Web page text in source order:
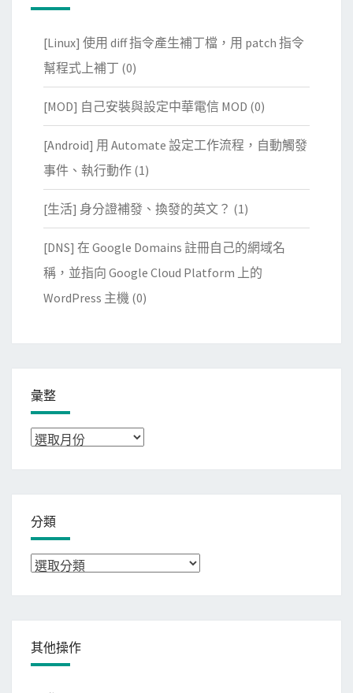
[Linux] 使用 diff 指令產生補丁檔，用 patch 指令
幫程式上補丁 (0)
[MOD] 自己安裝與設定中華電信 MOD (0)
[Android] 用 Automate 設定工作流程，自動觸發
事件、執行動作 (1)
[生活] 身分證補發、換發的英文？ (1)
[DNS] 在 Google Domains 註冊自己的網域名
稱，並指向 Google Cloud Platform 上的
WordPress 主機 (0)
彙整
彙
分類
分
其他操作